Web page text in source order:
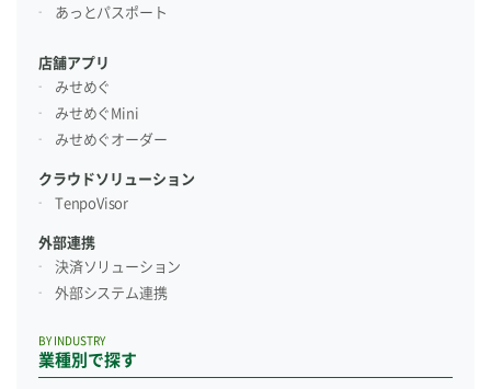
あっとパスポート
店舗アプリ
みせめぐ
みせめぐMini
みせめぐオーダー
クラウドソリューション
TenpoVisor
外部連携
決済ソリューション
外部システム連携
業種別で探す
BY INDUSTRY